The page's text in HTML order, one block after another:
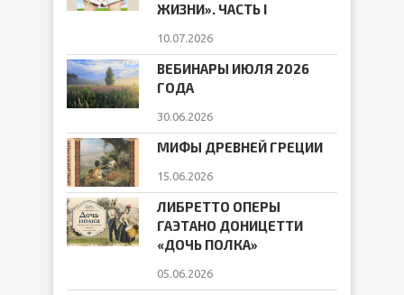
ЖИЗНИ». ЧАСТЬ I
10.07.2026
ВЕБИНАРЫ ИЮЛЯ 2026
ГОДА
30.06.2026
МИФЫ ДРЕВНЕЙ ГРЕЦИИ
15.06.2026
ЛИБРЕТТО ОПЕРЫ
ГАЭТАНО ДОНИЦЕТТИ
«ДОЧЬ ПОЛКА»
05.06.2026